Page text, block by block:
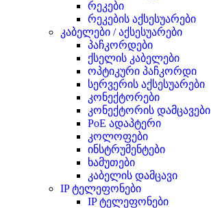
რეკები
რეკების აქსესუარები
კაბელები / აქსესუარები
პაჩკორდები
ქსელის კაბელები
ოპტიკური პაჩკორდი
სერვერის აქსესუარები
კონექტორები
კონექტორის დამცავები
PoE ადაპტერი
კოლოფები
ინსტრუმენტები
ხამუთები
კაბელის დამცავი
IP ტელეფონები
IP ტელეფონები